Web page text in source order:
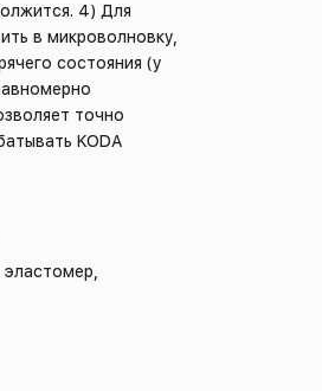
4) Для
в микроволновку,
состояния (у
точно
KODA